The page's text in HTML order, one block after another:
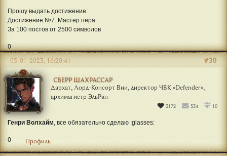
Прошу выдать достижение:
Достижение №7. Мастер пера
За 100 постов от 2500 символов
0
СВЕРР ШАХРАССАР
Дархат, Лорд-Консорт Вии, директор ЧВК «Defender»,
архимагистр ЭльРан
3172 534 10
#30
05-01-2023, 16:20:41
Генри Волхайм, все обязательно сделаю :glasses:
0 Профиль